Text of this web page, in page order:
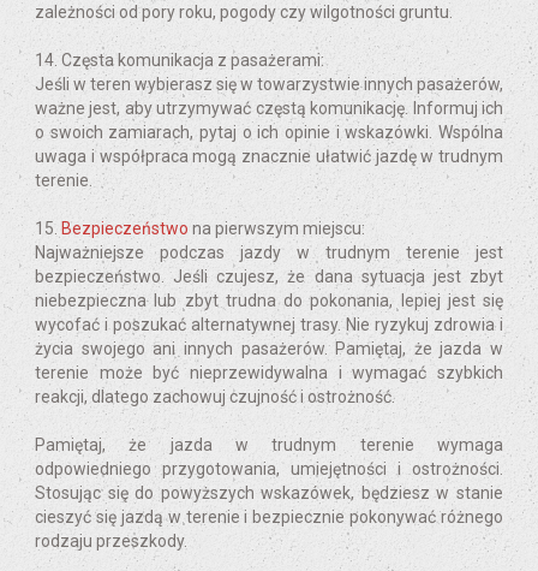
zależności od pory roku, pogody czy wilgotności gruntu.
14. Częsta komunikacja z pasażerami:
Jeśli w teren wybierasz się w towarzystwie innych pasażerów,
ważne jest, aby utrzymywać częstą komunikację. Informuj ich
o swoich zamiarach, pytaj o ich opinie i wskazówki. Wspólna
uwaga i współpraca mogą znacznie ułatwić jazdę w trudnym
terenie.
15. Bezpieczeństwo na pierwszym miejscu:
Najważniejsze podczas jazdy w trudnym terenie jest
bezpieczeństwo. Jeśli czujesz, że dana sytuacja jest zbyt
niebezpieczna lub zbyt trudna do pokonania, lepiej jest się
wycofać i poszukać alternatywnej trasy. Nie ryzykuj zdrowia i
życia swojego ani innych pasażerów. Pamiętaj, że jazda w
terenie może być nieprzewidywalna i wymagać szybkich
reakcji, dlatego zachowuj czujność i ostrożność.
Pamiętaj, że jazda w trudnym terenie wymaga
odpowiedniego przygotowania, umiejętności i ostrożności.
Stosując się do powyższych wskazówek, będziesz w stanie
cieszyć się jazdą w terenie i bezpiecznie pokonywać różnego
rodzaju przeszkody.